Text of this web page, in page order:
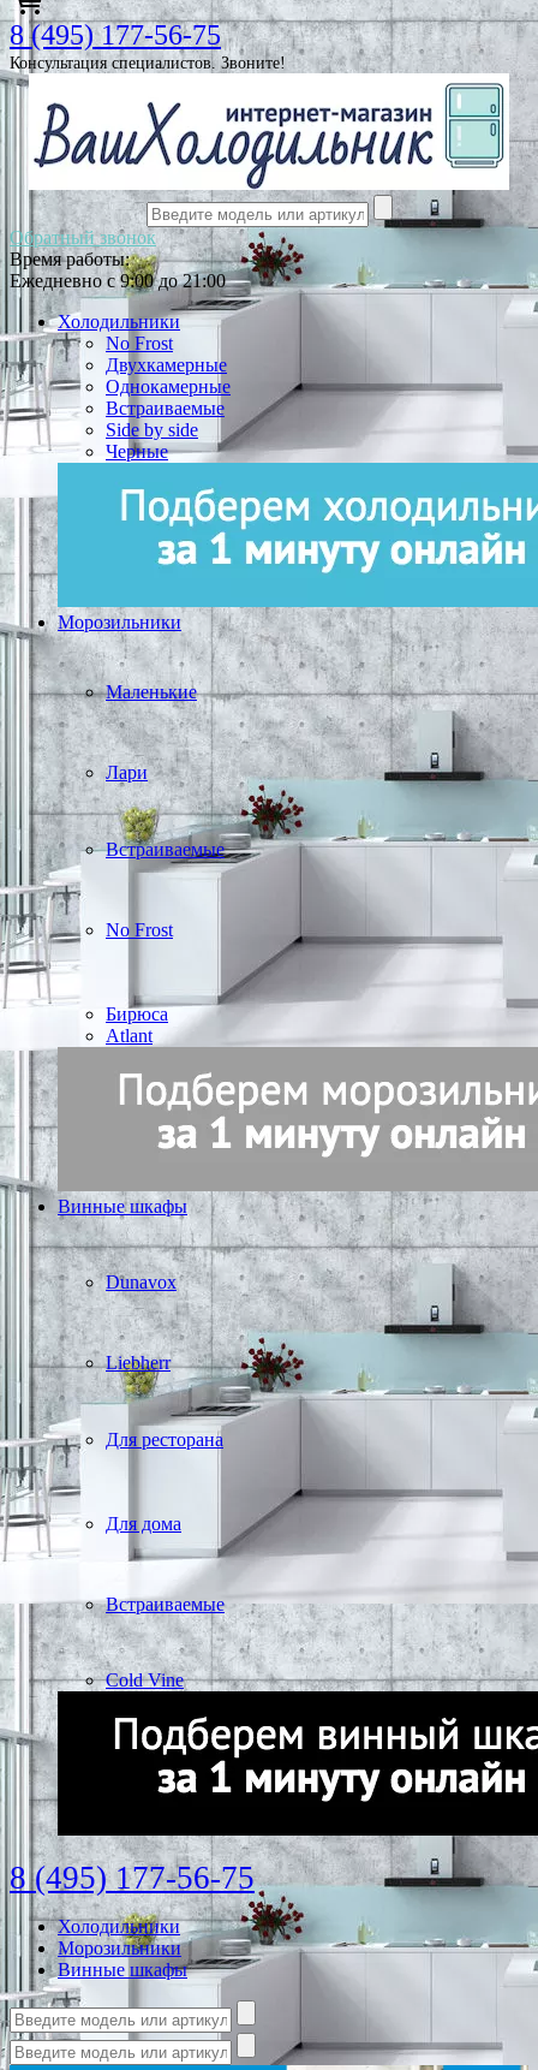
8 (495) 177-56-75
Консультация специалистов. Звоните!
Обратный звонок
Время работы:
Ежедневно с 9:00 до 21:00
Холодильники
No Frost
Двухкамерные
Однокамерные
Встраиваемые
Side by side
Черные
Морозильники
Маленькие
Лари
Встраиваемые
No Frost
Бирюса
Atlant
Винные шкафы
Dunavox
Liebherr
Для ресторана
Для дома
Встраиваемые
Cold Vine
8 (495) 177-56-75
Холодильники
Морозильники
Винные шкафы